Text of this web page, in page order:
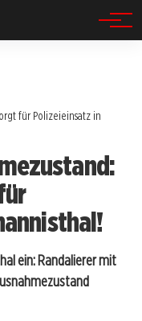
für Polizeieinsatz in
ein: Randalierer mit